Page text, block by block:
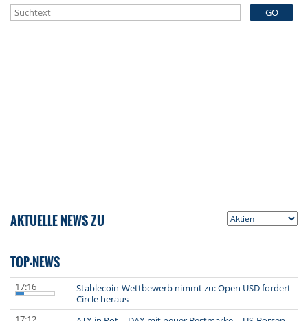
GO
AKTUELLE NEWS ZU
TOP-NEWS
17:16
Stablecoin-Wettbewerb nimmt zu: Open USD fordert
Circle heraus